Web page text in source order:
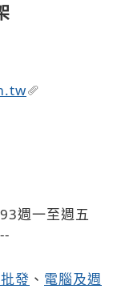
週一至週五
發 、 電腦及週